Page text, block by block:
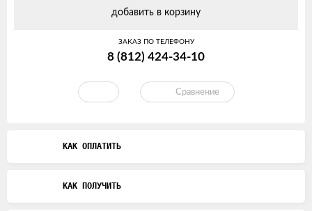
добавить в корзину
ЗАКАЗ ПО ТЕЛЕФОНУ
8 (812) 424-34-10
Сравнение
КАК ОПЛАТИТЬ
КАК ПОЛУЧИТЬ